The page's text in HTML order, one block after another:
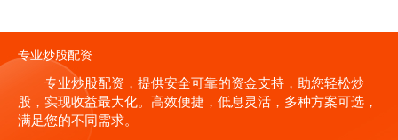
专业炒股配资
专业炒股配资，提供安全可靠的资金支持，助您轻松炒
股，实现收益最大化。高效便捷，低息灵活，多种方案可选，
满足您的不同需求。